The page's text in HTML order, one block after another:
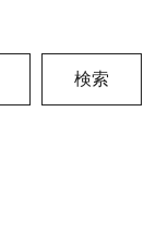
検索